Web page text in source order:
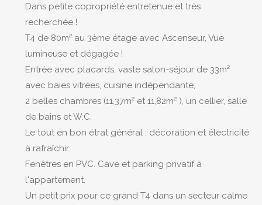
Dans petite copropriété entretenue et très
recherchée !
T4 de 80m² au 3ème étage avec Ascenseur, Vue
lumineuse et dégagée !
Entrée avec placards, vaste salon-séjour de 33m²
avec baies vitrées, cuisine indépendante,
2 belles chambres (11.37m² et 11,82m² ), un cellier, salle
de bains et W.C.
Le tout en bon étrat général : décoration et électricité
à rafraîchir.
Fenêtres en PVC. Cave et parking privatif à
l'appartement.
Un petit prix pour ce grand T4 dans un secteur calme